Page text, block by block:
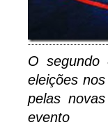
O segundo
eleições
pelas
evento